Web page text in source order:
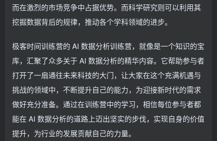
而在激烈的市场竞争中占据优势。而科学研究则可以利用其
挖掘数据背后的规律，推动各个学科领域的进步。
极客时间训练营的 AI 数据分析训练营，就像是一个知识的宝
库，汇聚了众多关于 AI 数据分析的精华内容。它帮助参与者
打开了一扇通往未来科技的大门，让大家在这个充满机遇与
挑战的领域中，不断提升自己的能力，为迎接新时代的需求
做好充分准备。通过在训练营中的学习，相信每位参与者都
能在 AI 数据分析的道路上迈出坚实的步伐，实现自身的价值
提升，为行业的发展贡献自己的力量。